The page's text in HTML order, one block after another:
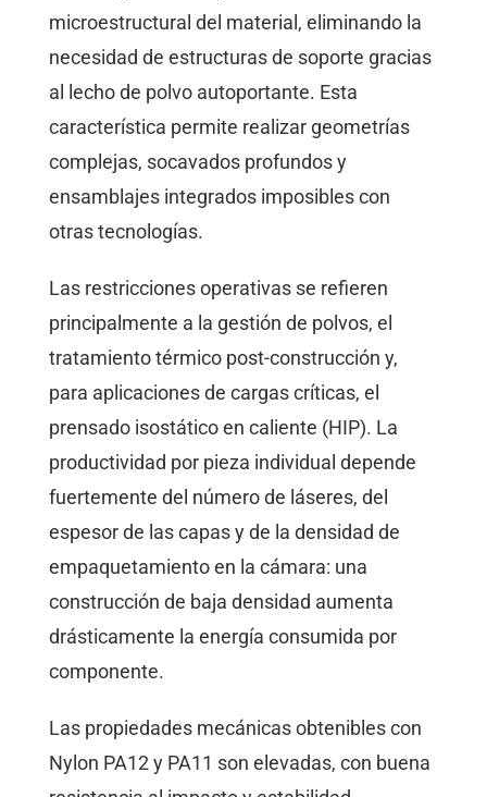
microestructural del material, eliminando la
necesidad de estructuras de soporte gracias
al lecho de polvo autoportante. Esta
característica permite realizar geometrías
complejas, socavados profundos y
ensamblajes integrados imposibles con
otras tecnologías.
Las restricciones operativas se refieren
principalmente a la gestión de polvos, el
tratamiento térmico post-construcción y,
para aplicaciones de cargas críticas, el
prensado isostático en caliente (HIP). La
productividad por pieza individual depende
fuertemente del número de láseres, del
espesor de las capas y de la densidad de
empaquetamiento en la cámara: una
construcción de baja densidad aumenta
drásticamente la energía consumida por
componente.
Las propiedades mecánicas obtenibles con
Nylon PA12 y PA11 son elevadas, con buena